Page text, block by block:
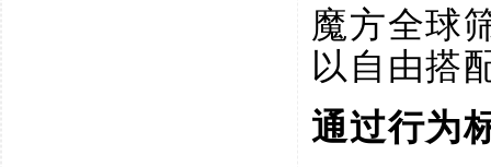
魔方全球
以自由搭
通过行为